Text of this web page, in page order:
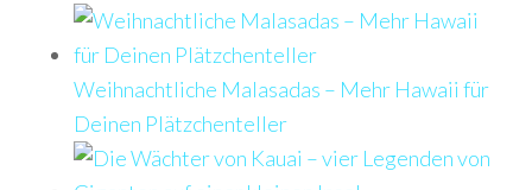
Weihnachtliche Malasadas – Mehr Hawaii für
Deinen Plätzchenteller